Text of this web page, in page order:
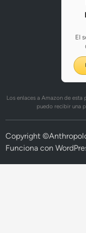
El
Los enlaces a Amazon de
puedo recibir una
Copyright
Funciona con